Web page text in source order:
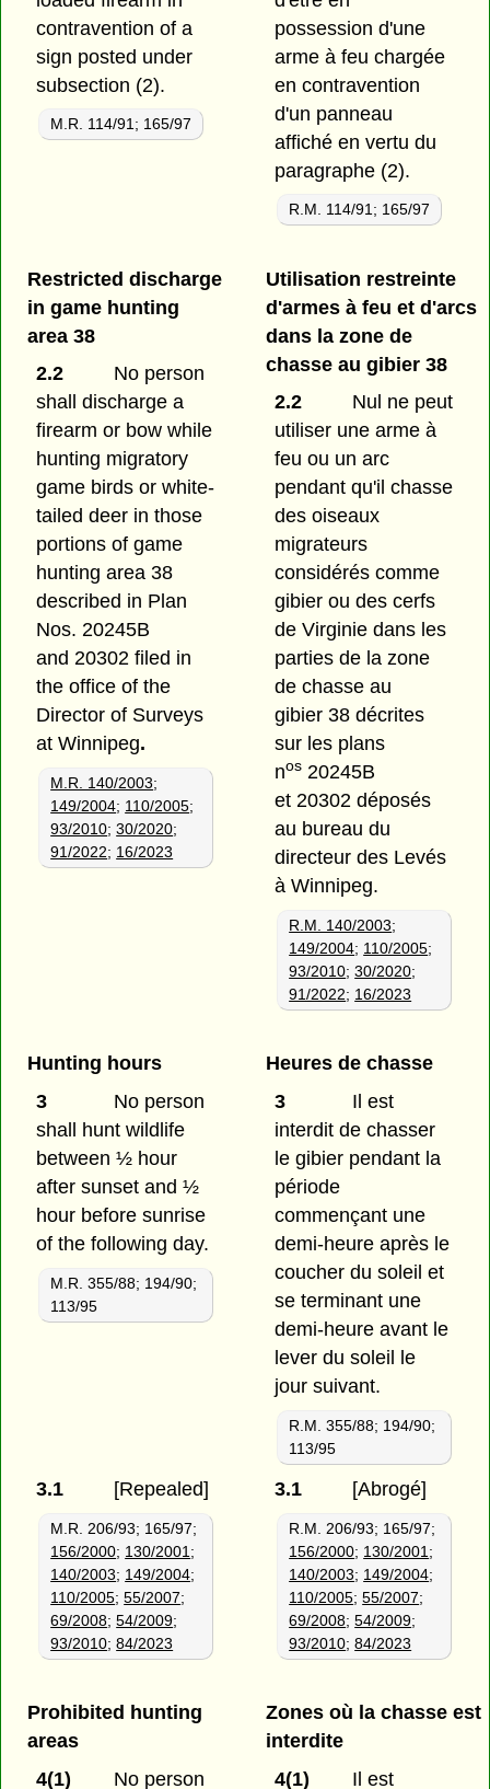
contravention of a
sign posted under
subsection (2).
M.R. 114/91; 165/97
possession d'une
arme à feu chargée
en contravention
d'un panneau
affiché en vertu du
paragraphe (2).
R.M. 114/91; 165/97
Restricted discharge
in game hunting
area 38
2.2
No person
shall discharge a
firearm or bow while
hunting migratory
game birds or white-
tailed deer in those
portions of game
hunting area 38
described in Plan
Nos. 20245B
and 20302 filed in
the office of the
Director of Surveys
at Winnipeg.
M.R. 140/2003;
149/2004; 110/2005;
93/2010;30/2020;
91/2022; 16/2023
Utilisation restreinte
d'armes à feu et d'arcs
dans la zone de
chasse au gibier 38
2.2
Nul ne peut
utiliser une arme à
feu ou un arc
pendant qu'il chasse
des oiseaux
migrateurs
considérés comme
gibier ou des cerfs
de Virginie dans les
parties de la zone
de chasse au
gibier 38 décrites
sur les plans
nos 20245B
et 20302 déposés
au bureau du
directeur des Levés
à Winnipeg.
R.M. 140/2003;
149/2004; 110/2005;
93/2010;30/2020;
91/2022; 16/2023
Hunting hours
3
No person
shall hunt wildlife
between ½ hour
after sunset and ½
hour before sunrise
of the following day.
M.R. 355/88; 194/90;
113/95
Heures de chasse
3
Il est
interdit de chasser
le gibier pendant la
période
commençant une
demi-heure après le
coucher du soleil et
se terminant une
demi-heure avant le
lever du soleil le
jour suivant.
R.M. 355/88; 194/90;
113/95
3.1 [Repealed]
M.R. 206/93; 165/97;
156/2000; 130/2001 ;
140/2003; 149/2004;
110/2005;55/2007;
69/2008;54/2009;
93/2010;84/2023
3.1 [Abrogé]
R.M. 206/93; 165/97;
156/2000; 130/2001 ;
140/2003; 149/2004;
110/2005;55/2007;
69/2008;54/2009;
93/2010;84/2023
Prohibited hunting
areas
4(1)
No person
Zones où la chasse est
interdite
4(1)
Il est